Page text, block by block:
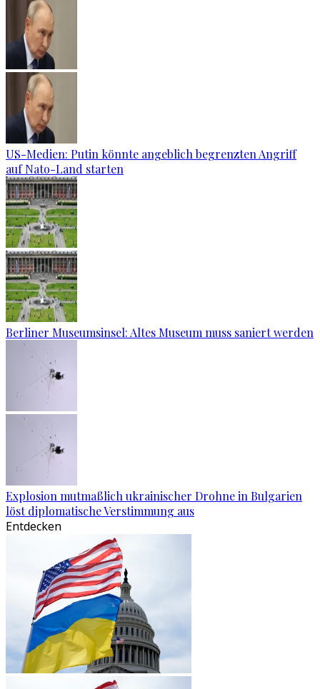
US-Medien: Putin könnte angeblich begrenzten Angriff
auf Nato-Land starten
Berliner Museumsinsel: Altes Museum muss saniert werden
Explosion mutmaßlich ukrainischer Drohne in Bulgarien
löst diplomatische Verstimmung aus
Entdecken